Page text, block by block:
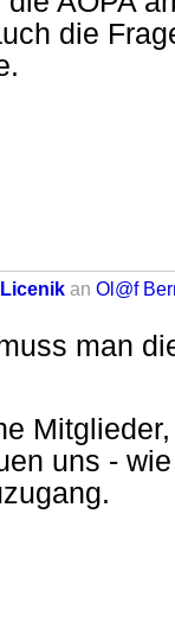
die
an Ol@f
man
uns -